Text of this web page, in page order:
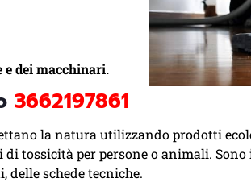
dei macchinari.
3662197861
la natura utilizzando prodotti
di tossicità per persone o animali.
schede tecniche.